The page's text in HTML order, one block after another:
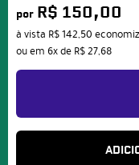
por R$ 150,00
à vista R$ 142,50
ou em 6xde R$ 27,68